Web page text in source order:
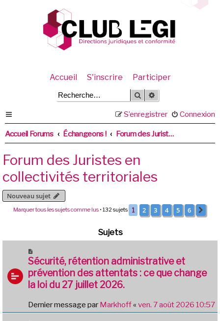
Accueil S'inscrire Participer
Rechercher
Connexion
S’enregistrer
Accueil Forums Échangeons ! Forum des Juristes en collectivités territoriales
Forum des Juristes en
collectivités territoriales
Nouveau sujet
Marquer tous les sujets comme lus • 132 sujets 1 2 3 4 5 6
Sujets
Sécurité, rétention administrative et
prévention des attentats : ce que change
la loi du 27 juillet 2026.
Dernier message par Markhoff« ven. 7 août 2026 10:57